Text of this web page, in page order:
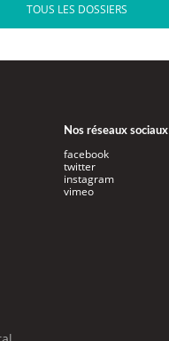
TOUS LES DOSSIERS
Nos réseaux sociaux
facebook
twitter
instagram
vimeo